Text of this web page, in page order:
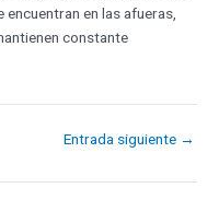
en las afueras,
constante
Entrada siguiente →